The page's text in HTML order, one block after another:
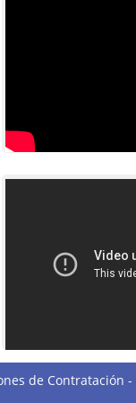
de Contratación -